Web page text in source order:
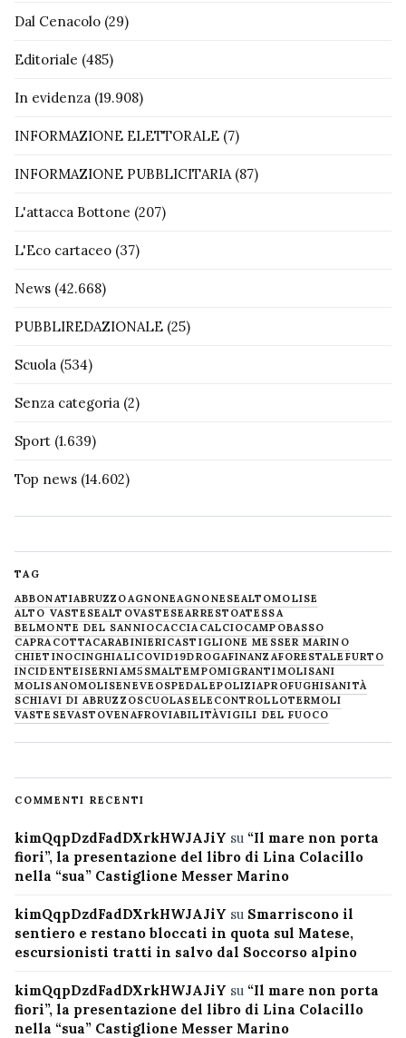
Dal Cenacolo (29)
Editoriale (485)
In evidenza (19.908)
INFORMAZIONE ELETTORALE (7)
INFORMAZIONE PUBBLICITARIA(87)
L'attacca Bottone (207)
L'Eco cartaceo (37)
News (42.668)
PUBBLIREDAZIONALE (25)
Scuola (534)
Senza categoria (2)
Sport (1.639)
Top news (14.602)
TAG
ABBONATIABRUZZOAGNONEAGNONESEALTOMOLISE
ALTO VASTESEALTOVASTESEARRESTOATESSA
BELMONTE DEL SANNIOCACCIACALCIOCAMPOBASSO
CAPRACOTTACARABINIERICASTIGLIONE MESSER MARINO
CHIETINOCINGHIALICOVID19DROGAFINANZAFORESTALE FURTO
INCIDENTEISERNIAM5SMALTEMPOMIGRANTIMOLISANI
MOLISANOMOLISENEVE OSPEDALEPOLIZIAPROFUGHISANITÀ
SCHIAVI DI ABRUZZOSCUOLASELECONTROLLOTERMOLI
VASTESEVASTOVENAFROVIABILITÀVIGILI DEL FUOCO
COMMENTI RECENTI
kimQqpDzdFadDXrkHWJAJiY su “Il mare non porta
fiori”, la presentazione del libro di Lina Colacillo
nella “sua” Castiglione Messer Marino
kimQqpDzdFadDXrkHWJAJiY su Smarriscono il
sentiero e restano bloccati in quota sul Matese,
escursionisti tratti in salvo dal Soccorso alpino
kimQqpDzdFadDXrkHWJAJiY su “Il mare non porta
fiori”, la presentazione del libro di Lina Colacillo
nella “sua” Castiglione Messer Marino